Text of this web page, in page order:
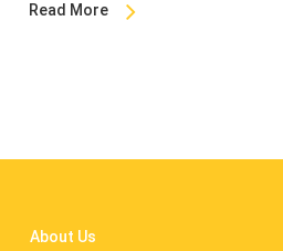
Read More
About Us